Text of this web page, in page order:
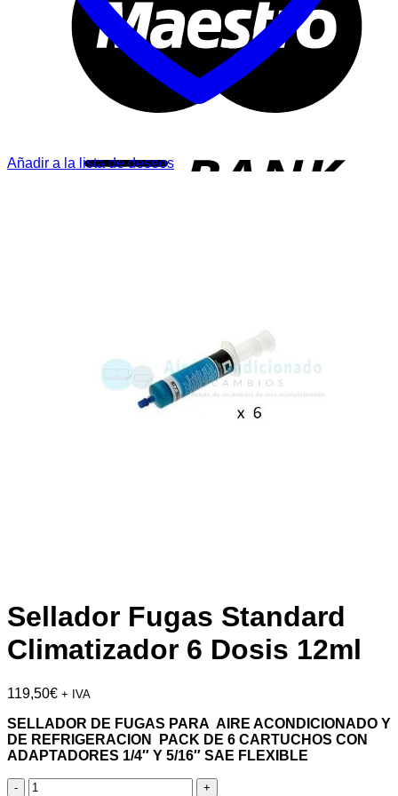
Añadir a la lista de deseos
Sellador Fugas Standard
Climatizador 6 Dosis 12ml
119,50€ + IVA
SELLADOR DE FUGAS PARA AIRE ACONDICIONADO Y
DE REFRIGERACION PACK DE 6 CARTUCHOS CON
ADAPTADORES 1/4″ Y 5/16″ SAE FLEXIBLE
Sellador